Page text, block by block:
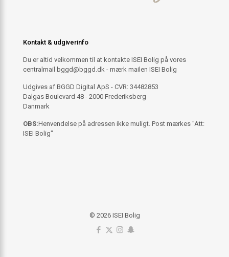
Kontakt & udgiverinfo
Du er altid velkommen til at kontakte ISEI Bolig på vores
centralmail bggd@bggd.dk - mærk mailen ISEI Bolig
Udgives af BGGD Digital ApS - CVR: 34482853
Dalgas Boulevard 48 - 2000 Frederiksberg
Danmark
OBS:Henvendelse på adressen ikke muligt. Post mærkes "Att:
ISEI Bolig"
© 2026 ISEI Bolig